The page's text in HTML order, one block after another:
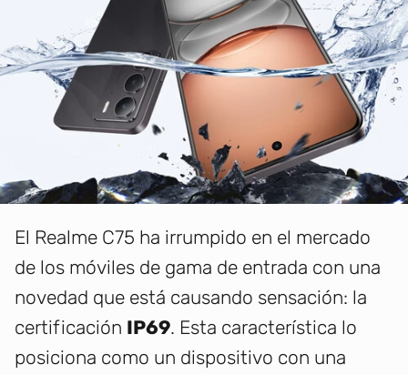
El Realme C75 ha irrumpido en el mercado
de los móviles de gama de entrada con una
novedad que está causando sensación: la
certificación IP69. Esta característica lo
posiciona como un dispositivo con una